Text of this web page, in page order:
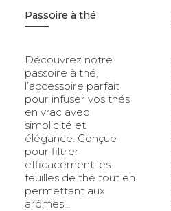
Passoire à thé
Découvrez notre
passoire à thé,
l’accessoire parfait
pour infuser vos thés
en vrac avec
simplicité et
élégance. Conçue
pour filtrer
efficacement les
feuilles de thé tout en
permettant aux
arômes…